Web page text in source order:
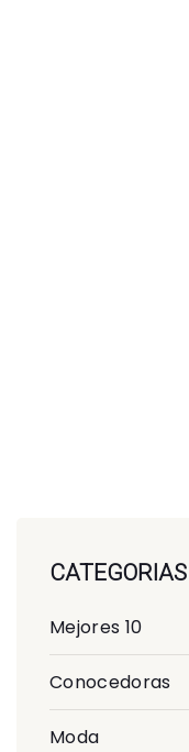
CATEGORIAS
Mejores 10
Conocedoras
Moda